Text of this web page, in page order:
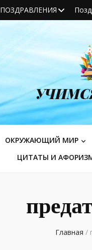
ПОЗДРАВЛЕНИЯ
ОКРУЖАЮЩИЙ МИР
ЦИТАТЫ И
Главная /